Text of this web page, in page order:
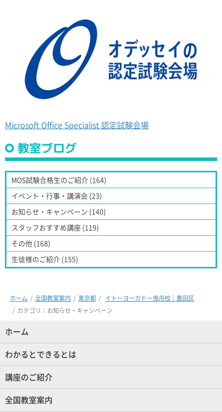
Microsoft Office Specialist 認定試験会場
教室ブログ
MOS試験合格生のご紹介 (164)
イベント・行事・講演会 (23)
お知らせ・キャンペーン (140)
スタッフおすすめ講座 (119)
その他 (168)
生徒様のご紹介 (155)
ホーム 全国教室案内 東京都
イトーヨーカドー曳舟校｜墨田区
カテゴリ：お知らせ・キャンペーン
ホーム
わかるとできるとは
講座のご紹介
全国教室案内